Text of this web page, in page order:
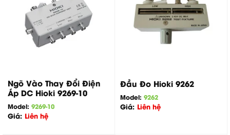
Ngõ Vào Thay Đổi Điện
Áp DC Hioki 9269-10
Model: 9269-10
Giá: Liên hệ
Đầu Đo Hioki 9262
Model: 9262
Giá: Liên hệ